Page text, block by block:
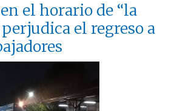
el horario de “la
el regreso a